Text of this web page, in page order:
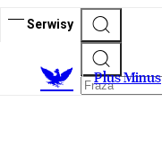
Serwisy
Plus Minus